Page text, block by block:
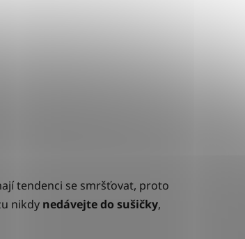
tendenci se smršťovat, proto
nikdy nedávejte do sušičky,